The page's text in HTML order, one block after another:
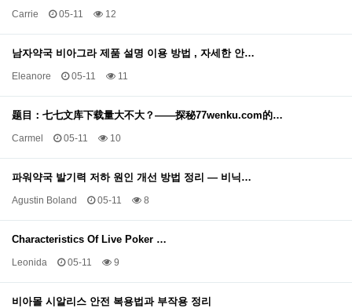
Carrie 05-11 12
남자약국 비아그라 제품 설명 이용 방법 , 자세한 안…
Eleanore 05-11 11
题目：七七文库下载量大不大？——探秘77wenku.com的…
Carmel 05-11 10
파워약국 발기력 저하 원인 개선 방법 정리 — 비닉…
Agustin Boland 05-11 8
Characteristics Of Live Poker …
Leonida 05-11 9
비아몰 시알리스 안전 복용법과 부작용 정리